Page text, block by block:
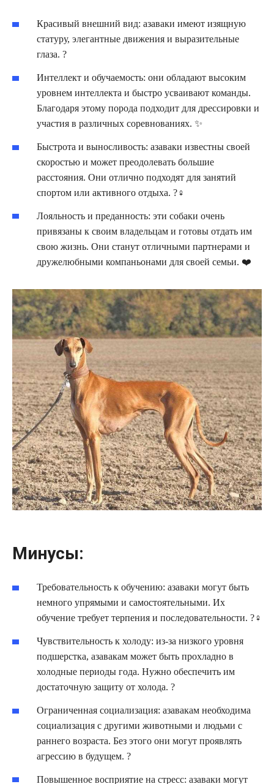
Красивый внешний вид: азаваки имеют изящную
статуру, элегантные движения и выразительные
глаза. ?
Интеллект и обучаемость: они обладают высоким
уровнем интеллекта и быстро усваивают команды.
Благодаря этому порода подходит для дрессировки и
участия в различных соревнованиях. ✨
Быстрота и выносливость: азаваки известны своей
скоростью и может преодолевать большие
расстояния. Они отлично подходят для занятий
спортом или активного отдыха. ?‍♀️
Лояльность и преданность: эти собаки очень
привязаны к своим владельцам и готовы отдать им
свою жизнь. Они станут отличными партнерами и
дружелюбными компаньонами для своей семьи. ❤️
Минусы:
Требовательность к обучению: азаваки могут быть
немного упрямыми и самостоятельными. Их
обучение требует терпения и последовательности. ?‍♀️
Чувствительность к холоду: из-за низкого уровня
подшерстка, азавакам может быть прохладно в
холодные периоды года. Нужно обеспечить им
достаточную защиту от холода. ?️
Ограниченная социализация: азавакам необходима
социализация с другими животными и людьми с
раннего возраста. Без этого они могут проявлять
агрессию в будущем. ?
Повышенное восприятие на стресс: азаваки могут